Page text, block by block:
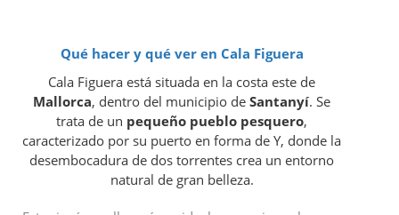
Qué hacer y qué ver en Cala Figuera
Cala Figuera está situada en la costa este de
Mallorca, dentro del municipio de Santanyí. Se
trata de un pequeño pueblo pesquero,
caracterizado por su puerto en forma de Y, donde la
desembocadura de dos torrentes crea un entorno
natural de gran belleza.